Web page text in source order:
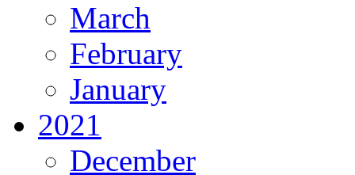
March
February
January
2021
December